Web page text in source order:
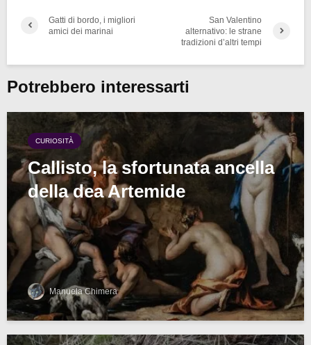
Gatti di bordo, i migliori
amici dei marinai
San Valentino
alternativo: le strane
tradizioni d’altri tempi
Potrebbero interessarti
CURIOSITÀ
Callisto, la sfortunata ancella
della dea Artemide
Manuela Chimera